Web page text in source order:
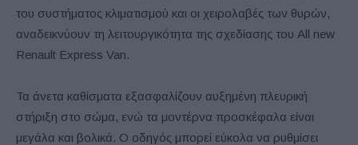
του συστήματος κλιματισμού και οι χειρολαβές των θυρών,
αναδεικνύουν τη λειτουργικότητα της σχεδίασης του All new
Renault Express Van.
Τα άνετα καθίσματα εξασφαλίζουν αυξημένη πλευρική
στήριξη στο σώμα, ενώ τα μοντέρνα προσκέφαλα είναι
μεγάλα και βολικά. Ο οδηγός μπορεί εύκολα να ρυθμίσει